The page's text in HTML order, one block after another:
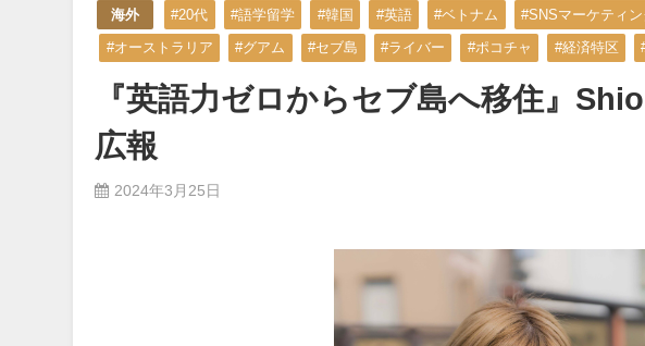
海外 #20代 #語学留学 #韓国 #英語 #ベトナム #SNSマーケティン
#オーストラリア #グアム #セブ島 #ライバー #ポコチャ #経済特区
『英語力ゼロからセブ島へ移住』
広報
2024年3月25日